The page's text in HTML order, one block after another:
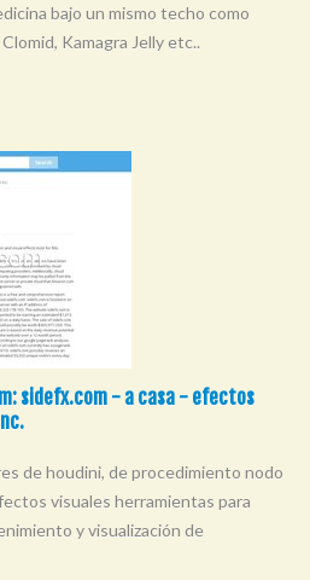
bajo un mismo techo como
Kamagra Jelly etc..
sidefx.com - a casa - efectos
de houdini, de procedimiento nodo
visuales herramientas para
y visualización de